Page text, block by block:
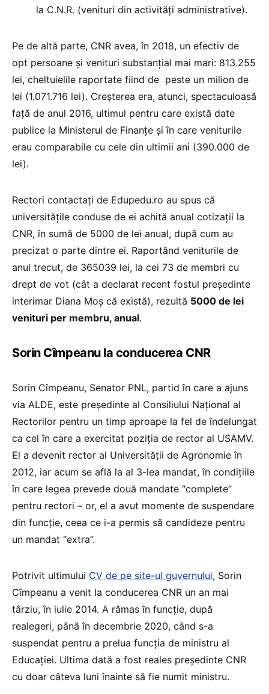
la C.N.R. (venituri din activități administrative).
Pe de altă parte, CNR avea, în 2018, un efectiv de
opt persoane și venituri substanțial mai mari: 813.255
lei, cheltuielile raportate fiind de peste un milion de
lei (1.071.716 lei). Creșterea era, atunci, spectaculoasă
față de anul 2016, ultimul pentru care există date
publice la Ministerul de Finanțe și în care veniturile
erau comparabile cu cele din ultimii ani (390.000 de
lei).
Rectori contactați de Edupedu.ro au spus că
universitățile conduse de ei achită anual cotizații la
CNR, în sumă de 5000 de lei anual, după cum au
precizat o parte dintre ei. Raportând veniturile de
anul trecut, de 365039 lei, la cei 73 de membri cu
drept de vot (cât a declarat recent fostul președinte
interimar Diana Moș că există), rezultă 5000 de lei
venituri per membru, anual.
Sorin Cîmpeanu la conducerea CNR
Sorin Cîmpeanu, Senator PNL, partid în care a ajuns
via ALDE, este președinte al Consiliului Național al
Rectorilor pentru un timp aproape la fel de îndelungat
ca cel în care a exercitat poziția de rector al USAMV.
El a devenit rector al Universității de Agronomie în
2012, iar acum se află la al 3-lea mandat, în condițiile
în care legea prevede două mandate “complete”
pentru rectori – or, el a avut momente de suspendare
din funcție, ceea ce i-a permis să candideze pentru
un mandat “extra”.
Potrivit ultimului CV de pe site-ul guvernului, Sorin
Cîmpeanu a venit la conducerea CNR un an mai
târziu, în iulie 2014. A rămas în funcție, după
realegeri, până în decembrie 2020, când s-a
suspendat pentru a prelua funcția de ministru al
Educației. Ultima dată a fost reales președinte CNR
cu doar câteva luni înainte să fie numit ministru.